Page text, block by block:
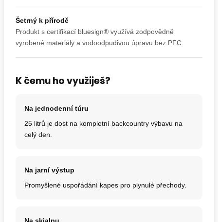
Šetrný k přírodě
Produkt s certifikací bluesign® využívá zodpovědně
vyrobené materiály a vodoodpudivou úpravu bez PFC.
K čemu ho využiješ?
Na jednodenní túru
25 litrů je dost na kompletní backcountry výbavu na
celý den.
Na jarní výstup
Promyšlené uspořádání kapes pro plynulé přechody.